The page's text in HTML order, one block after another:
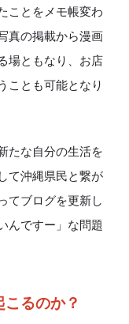
ことをメモ帳変わ
真の掲載から漫画
場ともなり、お店
ことも可能となり
たな自分の生活を
て沖縄県民と繋が
てブログを更新し
んですー」な問題
るのか？